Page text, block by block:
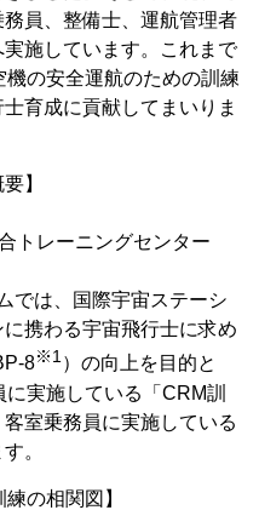
員、整備士、運航管理者
施しています。これまで
の安全運航のための訓練
育成に貢献してまいりま
】
トレーニングセンター
では、国際宇宙ステーシ
携わる宇宙飛行士に求め
8※1）の向上を目的と
実施している「CRM訓
室乗務員に実施している
。
の相関図】